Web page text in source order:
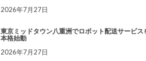
2026年7月27日
東京ミッドタウン八重洲でロボット配送サービス
本格始動
2026年7月27日